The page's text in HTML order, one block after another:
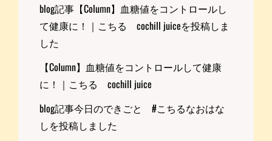
blog記事【Column】血糖値をコントロールし
て健康に！｜こちる cochill juiceを投稿しま
した
【Column】血糖値をコントロールして健康
に！｜こちる cochill juice
blog記事今日のできごと #こちるなおはな
しを投稿しました